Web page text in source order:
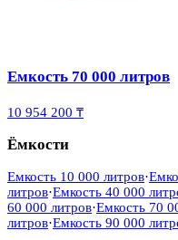
Емкость 70 000 литров
10 954 200 ₸
Ёмкости
Емкость 10 000 литров·
литров·Емкость 40 000
60 000 литров·Емкость 70
литров·Емкость 90 000